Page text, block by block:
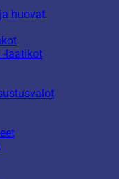
huovat
-laatikot